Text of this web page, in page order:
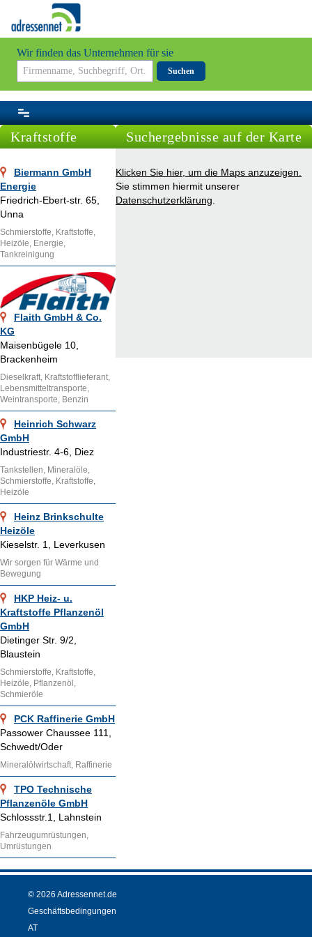
Wir finden das Unternehmen für sie
Suchen
Kraftstoffe
Biermann GmbH
Energie
Friedrich-Ebert-str. 65,
Unna
Schmierstoffe, Kraftstoffe,
Heizöle, Energie,
Tankreinigung
Flaith GmbH & Co.
KG
Maisenbügele 10,
Brackenheim
Dieselkraft, Kraftstofflieferant,
Lebensmitteltransporte,
Weintransporte, Benzin
Heinrich Schwarz
GmbH
Industriestr. 4-6, Diez
Tankstellen, Mineralöle,
Schmierstoffe, Kraftstoffe,
Heizöle
Heinz Brinkschulte
Heizöle
Kieselstr. 1, Leverkusen
Wir sorgen für Wärme und
Bewegung
HKP Heiz- u.
Kraftstoffe Pflanzenöl
GmbH
Dietinger Str. 9/2,
Blaustein
Schmierstoffe, Kraftstoffe,
Heizöle, Pflanzenöl,
Schmieröle
PCK Raffinerie GmbH
Passower Chaussee 111,
Schwedt/Oder
Mineralölwirtschaft, Raffinerie
TPO Technische
Pflanzenöle GmbH
Schlossstr.1, Lahnstein
Fahrzeugumrüstungen,
Umrüstungen
Suchergebnisse auf der Karte
Klicken Sie hier, um die Maps anzuzeigen.
Sie stimmen hiermit unserer
Datenschutzerklärung
© 2026 Adressennet.de
Geschäftsbedingungen
AT